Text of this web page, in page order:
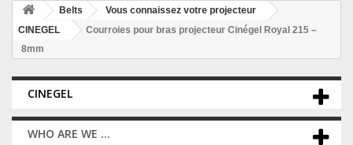
Belts
Vous connaissez votre projecteur
CINEGEL
Courroies pour bras projecteur Cinégel Royal 215 –
8mm
CINEGEL
WHO ARE WE ...